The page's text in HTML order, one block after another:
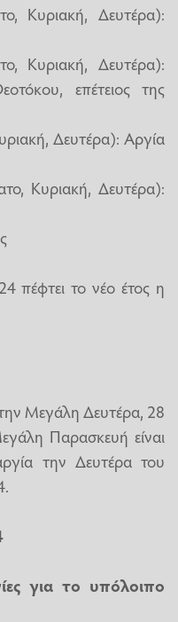
Κυριακή, Δευτέρα):
Κυριακή, Δευτέρα):
επέτειος της
Δευτέρα): Αργία
Κυριακή, Δευτέρα):
πέφτει το νέο έτος η
Μεγάλη Δευτέρα, 28
Παρασκευή είναι
την Δευτέρα του
για το υπόλοιπο